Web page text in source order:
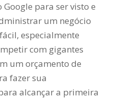
para ser visto e
um negócio
especialmente
com gigantes
um orçamento de
fazer sua
alcançar a primeira